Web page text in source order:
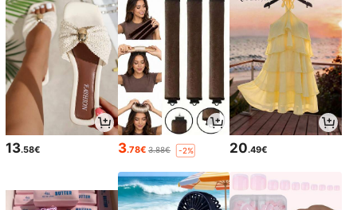
13.58€ 3.78€ 3.88€ -2% 20.49€